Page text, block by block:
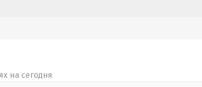
на сегодня